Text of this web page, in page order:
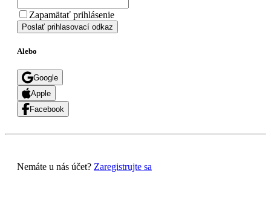
Zapamätať prihlásenie
Poslať prihlasovací odkaz
Alebo
Google
Apple
Facebook
Nemáte u nás účet? Zaregistrujte sa